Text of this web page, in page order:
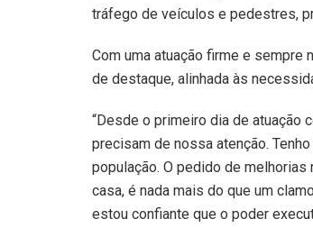
tráfego de veículos e pedestres,
Com uma atuação firme e sempre
de destaque, alinhada às
“Desde o primeiro dia de atuação
precisam de nossa atenção.
população. O pedido de melhorias
casa, é nada mais do que um
estou confiante que o poder